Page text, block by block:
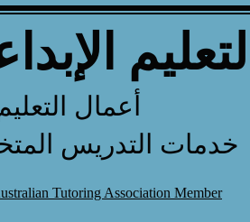
التعليم
أعمال
خدمات التدريس
Tutoring Association Member